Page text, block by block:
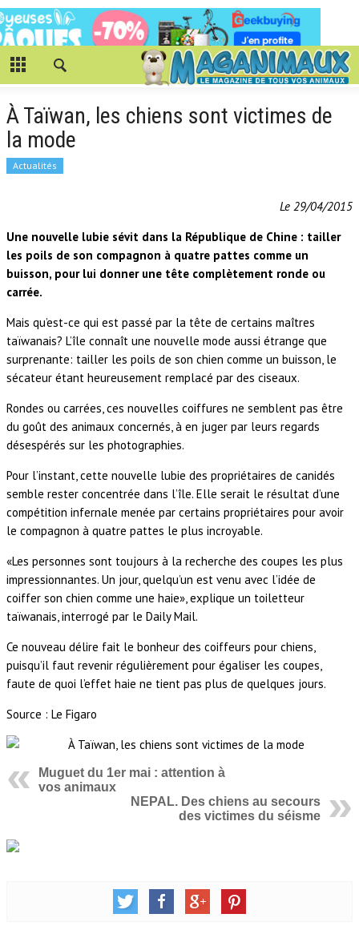
À Taïwan, les chiens sont victimes de
la mode
Actualités
Le 29/04/2015
Une nouvelle lubie sévit dans la République de Chine : tailler
les poils de son compagnon à quatre pattes comme un
buisson, pour lui donner une tête complètement ronde ou
carrée.
Mais qu’est-ce qui est passé par la tête de certains maîtres
taïwanais? L’île connaît une nouvelle mode aussi étrange que
surprenante: tailler les poils de son chien comme un buisson, le
sécateur étant heureusement remplacé par des ciseaux.
Rondes ou carrées, ces nouvelles coiffures ne semblent pas être
du goût des animaux concernés, à en juger par leurs regards
désespérés sur les photographies.
Pour l’instant, cette nouvelle lubie des propriétaires de canidés
semble rester concentrée dans l’île. Elle serait le résultat d’une
compétition infernale menée par certains propriétaires pour avoir
le compagnon à quatre pattes le plus incroyable.
«Les personnes sont toujours à la recherche des coupes les plus
impressionnantes. Un jour, quelqu’un est venu avec l’idée de
coiffer son chien comme une haie», explique un toiletteur
taïwanais, interrogé par le Daily Mail.
Ce nouveau délire fait le bonheur des coiffeurs pour chiens,
puisqu’il faut revenir régulièrement pour égaliser les coupes,
faute de quoi l’effet haie ne tient pas plus de quelques jours.
Source : Le Figaro
Muguet du 1er mai : attention à
vos animaux
NEPAL. Des chiens au secours
des victimes du séisme